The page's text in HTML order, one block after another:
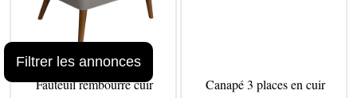
Fauteuil rembourré cuir Canapé 3 places en cuir
Filtrer les annonces